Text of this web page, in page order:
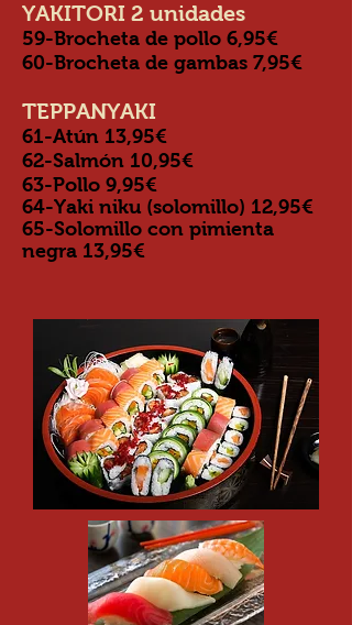
YAKITORI 2 unidades
59-Brocheta de pollo 6,95€
60-Brocheta de gambas 7,95€
TEPPANYAKI
61-Atún 13,95€
62-Salmón 10,95€
63-Pollo 9,95€
64-Yaki niku (solomillo) 12,95€
65-Solomillo con pimienta
negra 13,95€